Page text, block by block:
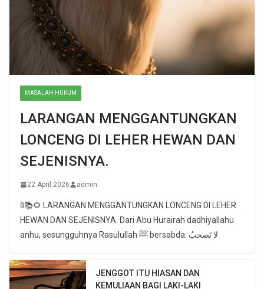
MASALAH HUKUM
LARANGAN MENGGANTUNGKAN
LONCENG DI LEHER HEWAN DAN
SEJENISNYA.
22 April 2026 admin
🚦📚🌻 LARANGAN MENGGANTUNGKAN LONCENG DI LEHER
HEWAN DAN SEJENISNYA. Dari Abu Hurairah dadhiyallahu
anhu, sesungguhnya Rasulullah ﷺ bersabda: لا تَصحبُ
JENGGOT ITU HIASAN DAN
KEMULIAAN BAGI LAKI-LAKI